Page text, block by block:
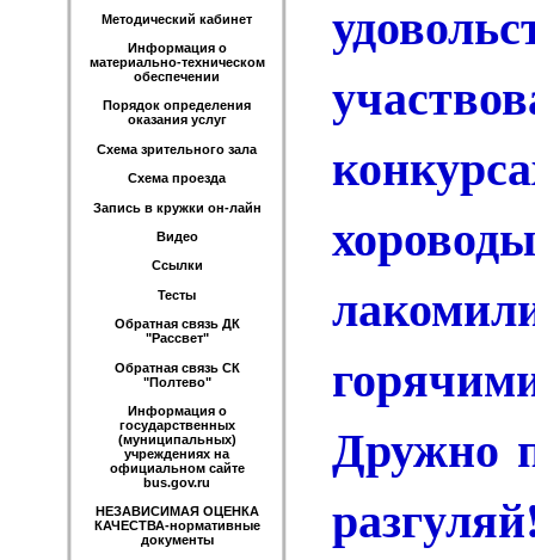
Методический кабинет
Информация о
материально-техническом
обеспечении
Порядок определения
оказания услуг
Схема зрительного зала
Схема проезда
Запись в кружки он-лайн
Видео
Ссылки
Тесты
Обратная связь ДК
"Рассвет"
Обратная связь СК
"Полтево"
Информация о
государственных
(муниципальных)
учреждениях на
официальном сайте
bus.gov.ru
НЕЗАВИСИМАЯ ОЦЕНКА
КАЧЕСТВА-нормативные
документы
Дружно